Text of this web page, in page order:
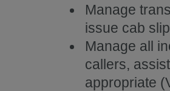
Manage
issue cab
Manage all
callers,
appropriate